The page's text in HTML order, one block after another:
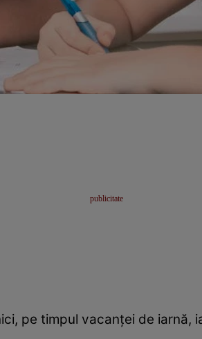
pe timpul vacanţei de iarnă,